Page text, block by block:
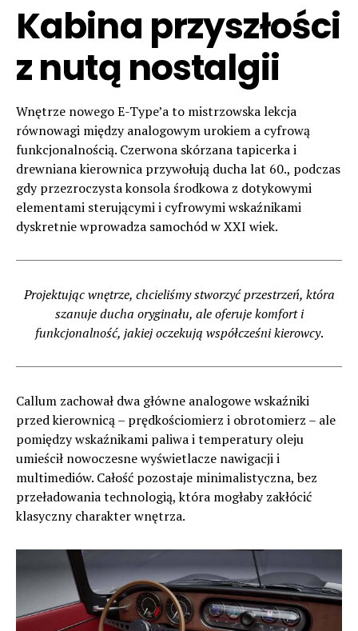
Kabina przyszłości
z nutą nostalgii
Wnętrze nowego E-Type’a to mistrzowska lekcja
równowagi między analogowym urokiem a cyfrową
funkcjonalnością. Czerwona skórzana tapicerka i
drewniana kierownica przywołują ducha lat 60., podczas
gdy przezroczysta konsola środkowa z dotykowymi
elementami sterującymi i cyfrowymi wskaźnikami
dyskretnie wprowadza samochód w XXI wiek.
Projektując wnętrze, chcieliśmy stworzyć przestrzeń, która
szanuje ducha oryginału, ale oferuje komfort i
funkcjonalność, jakiej oczekują współcześni kierowcy.
Callum zachował dwa główne analogowe wskaźniki
przed kierownicą – prędkościomierz i obrotomierz – ale
pomiędzy wskaźnikami paliwa i temperatury oleju
umieścił nowoczesne wyświetlacze nawigacji i
multimediów. Całość pozostaje minimalistyczna, bez
przeładowania technologią, która mogłaby zakłócić
klasyczny charakter wnętrza.